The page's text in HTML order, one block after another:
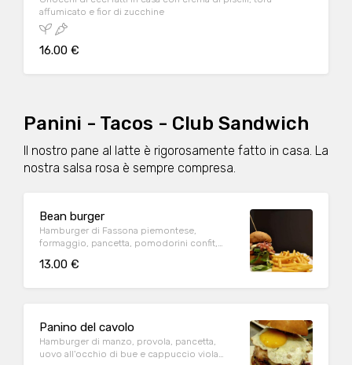
affumicato e fior di zucchine
16.00 €
Panini - Tacos - Club Sandwich
Il nostro pane al latte è rigorosamente fatto in casa. La
nostra salsa rosa è sempre compresa.
Bean burger
Hamburger di Fassona piemontese,
formaggio, pancetta, pomodorini confit,
13.00 €
Panino del cavolo
Hamburger di manzo, provola, pancetta,
uovo all'occhio di bue e cappuccio viola